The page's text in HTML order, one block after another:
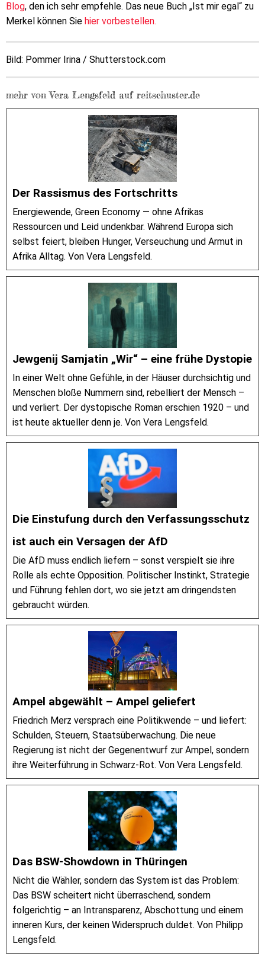
Blog, den ich sehr empfehle. Das neue Buch „Ist mir egal“ zu
Merkel können Sie hier vorbestellen.
Bild: Pommer Irina / Shutterstock.com
mehr von Vera Lengsfeld auf reitschuster.de
Der Rassismus des Fortschritts
Energiewende, Green Economy — ohne Afrikas
Ressourcen und Leid undenkbar. Während Europa sich
selbst feiert, bleiben Hunger, Verseuchung und Armut in
Afrika Alltag. Von Vera Lengsfeld.
Jewgenij Samjatin „Wir“ – eine frühe Dystopie
In einer Welt ohne Gefühle, in der Häuser durchsichtig und
Menschen bloße Nummern sind, rebelliert der Mensch –
und verliert. Der dystopische Roman erschien 1920 – und
ist heute aktueller denn je. Von Vera Lengsfeld.
Die Einstufung durch den Verfassungsschutz
ist auch ein Versagen der AfD
Die AfD muss endlich liefern – sonst verspielt sie ihre
Rolle als echte Opposition. Politischer Instinkt, Strategie
und Führung fehlen dort, wo sie jetzt am dringendsten
gebraucht würden.
Ampel abgewählt – Ampel geliefert
Friedrich Merz versprach eine Politikwende – und liefert:
Schulden, Steuern, Staatsüberwachung. Die neue
Regierung ist nicht der Gegenentwurf zur Ampel, sondern
ihre Weiterführung in Schwarz-Rot. Von Vera Lengsfeld.
Das BSW-Showdown in Thüringen
Nicht die Wähler, sondern das System ist das Problem:
Das BSW scheitert nicht überraschend, sondern
folgerichtig – an Intransparenz, Abschottung und einem
inneren Kurs, der keinen Widerspruch duldet. Von Philipp
Lengsfeld.